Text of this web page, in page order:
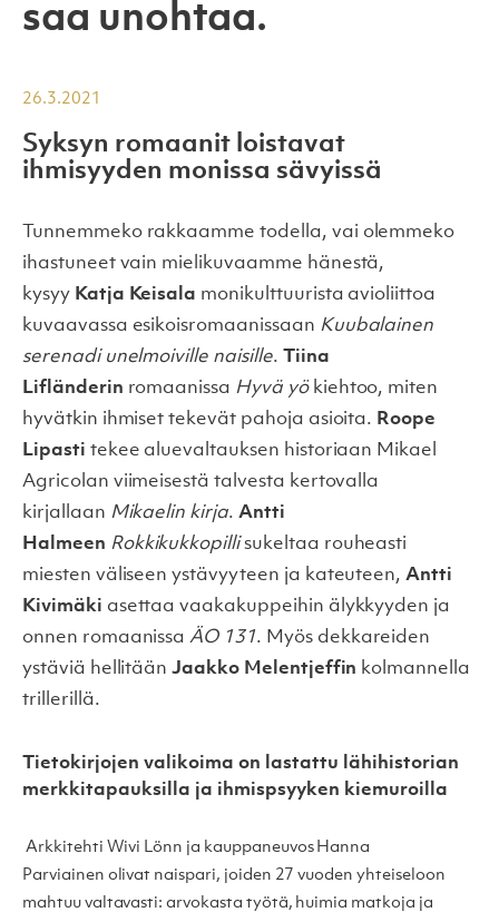
saa unohtaa.
26.3.2021
Syksyn romaanit loistavat
ihmisyyden monissa sävyissä
Tunnemmeko rakkaamme todella, vai olemmeko
ihastuneet vain mielikuvaamme hänestä,
kysyy Katja Keisala monikulttuurista avioliittoa
kuvaavassa esikoisromaanissaan Kuubalainen
serenadi unelmoiville naisille. Tiina
Lifländerin romaanissa Hyvä yö kiehtoo, miten
hyvätkin ihmiset tekevät pahoja asioita. Roope
Lipasti tekee aluevaltauksen historiaan Mikael
Agricolan viimeisestä talvesta kertovalla
kirjallaan Mikaelin kirja. Antti
Halmeen Rokkikukkopilli sukeltaa rouheasti
miesten väliseen ystävyyteen ja kateuteen, Antti
Kivimäki asettaa vaakakuppeihin älykkyyden ja
onnen romaanissa ÄO 131. Myös dekkareiden
ystäviä hellitään Jaakko Melentjeffin kolmannella
trillerillä.
Tietokirjojen valikoima on lastattu lähihistorian
merkkitapauksilla ja ihmispsyyken kiemuroilla
Arkkitehti Wivi Lönn ja kauppaneuvos Hanna
Parviainen olivat naispari, joiden 27 vuoden yhteiseloon
mahtuu valtavasti: arvokasta työtä, huimia matkoja ja